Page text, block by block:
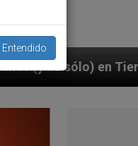
Sacerdotes
Entendido